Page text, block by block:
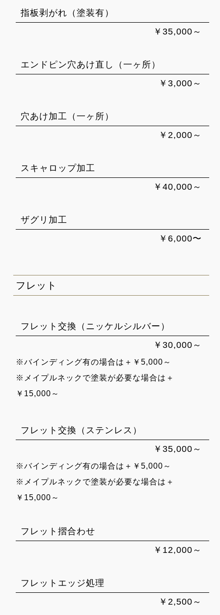
指板剥がれ（塗装有）
￥35,000～
エンドピン穴あけ直し（一ヶ所）
￥3,000～
穴あけ加工（一ヶ所）
￥2,000～
スキャロップ加工
￥40,000～
ザグリ加工
￥6,000〜
フレット
フレット交換（ニッケルシルバー）
￥30,000～
※バインディング有の場合は＋￥5,000～
※メイプルネックで塗装が必要な場合は＋
￥15,000～
フレット交換（ステンレス）
￥35,000～
※バインディング有の場合は＋￥5,000～
※メイプルネックで塗装が必要な場合は＋
￥15,000～
フレット摺合わせ
￥12,000～
フレットエッジ処理
￥2,500～